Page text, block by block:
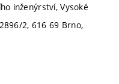
inženýrství, Vysoké
2, 616 69 Brno,